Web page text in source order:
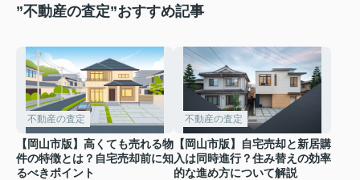
”不動産の査定”おすすめ記事
不動産の査定
【岡山市版】高くても売れる物
件の特徴とは？自宅売却前に知
るべきポイント
不動産の査定
【岡山市版】自宅売却と新居購
入は同時進行？住み替えの効率
的な進め方について解説